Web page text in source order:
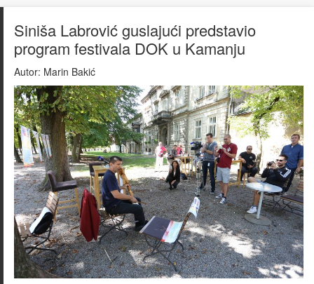
Siniša Labrović guslajući predstavio
program festivala DOK u Kamanju
Autor: Marin Bakić